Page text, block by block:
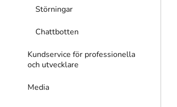
Störningar
Chattbotten
Kundservice för professionella
och utvecklare
Media